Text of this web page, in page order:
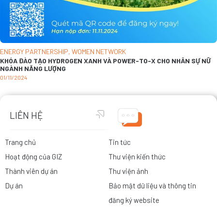
ENERGY PARTNERSHIP, WOMEN NETWORK
KHÓA ĐÀO TẠO HYDROGEN XANH VÀ POWER-TO-X CHO NHÂN SỰ NỮ
NGÀNH NĂNG LƯỢNG
01/11/2024
LIÊN HỆ
Trang chủ
Hoạt động của GIZ
Thành viên dự án
Dự án
Tin tức
Thư viện kiến thức
Thư viện ảnh
Bảo mật dữ liệu và thông tin
đăng ký website